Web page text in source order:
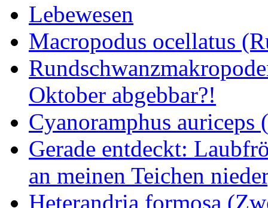
Lebewesen
Macropodus ocellatus
Oktober abgebbar?!
Cyanoramphus
Gerade entdeckt:
an meinen Teichen
Heterandria formosa